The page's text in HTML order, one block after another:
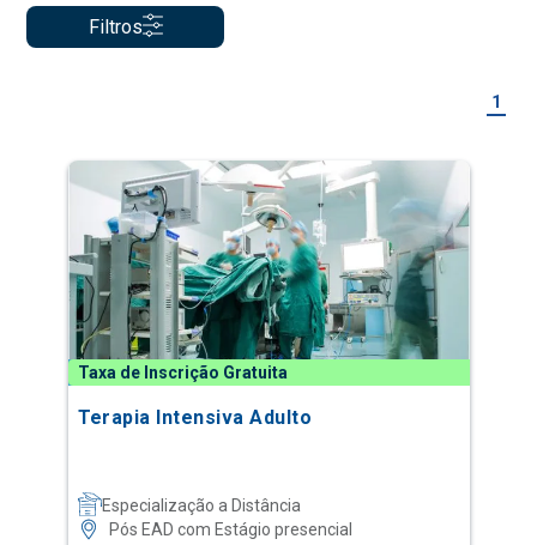
Filtros
1
Taxa de Inscrição Gratuita
Terapia Intensiva Adulto
Especialização a Distância
Pós EAD com Estágio presencial